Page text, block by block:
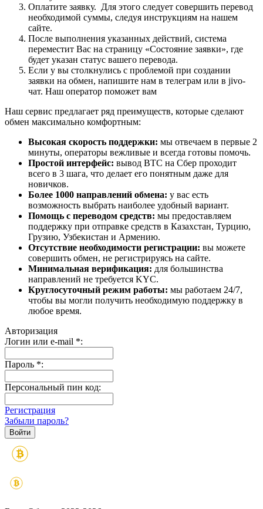
Оплатите заявку. Для этого следует совершить перевод
необходимой суммы, следуя инструкциям на нашем
сайте.
После выполнения указанных действий, система
переместит Вас на страницу «Состояние заявки», где
будет указан статус вашего перевода.
Если у вы столкнулись с проблемой при создании
заявки на обмен, напишите нам в телеграм или в jivo-
чат. Наш оператор поможет вам
Наш сервис предлагает ряд преимуществ, которые сделают
обмен максимально комфортным:
Высокая скорость поддержки: мы отвечаем в первые 2
минуты, операторы вежливые и всегда готовы помочь.
Простой интерфейс: вывод BTC на Сбер проходит
всего в 3 шага, что делает его понятным даже для
новичков.
Более 1000 направлений обмена: у вас есть
возможность выбрать наиболее удобный вариант.
Помощь с переводом средств: мы предоставляем
поддержку при отправке средств в Казахстан, Турцию,
Грузию, Узбекистан и Армению.
Отсутствие необходимости регистрации: вы можете
совершить обмен, не регистрируясь на сайте.
Минимальная верификация: для большинства
направлений не требуется KYC.
Круглосуточный режим работы: мы работаем 24/7,
чтобы вы могли получить необходимую поддержку в
любое время.
Авторизация
Логин или e-mail *:
Пароль *:
Персональный пин код:
Регистрация
Забыли пароль?